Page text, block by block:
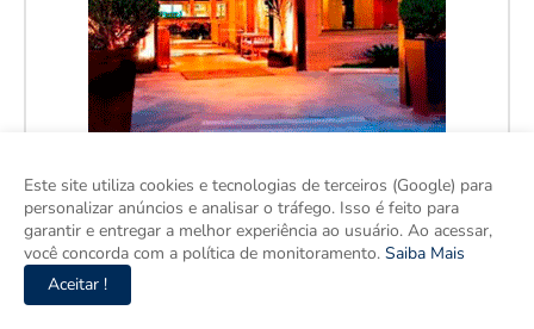
Este site utiliza cookies e tecnologias de terceiros (Google) para
personalizar anúncios e analisar o tráfego. Isso é feito para
garantir e entregar a melhor experiência ao usuário. Ao acessar,
você concorda com a política de monitoramento. Saiba Mais
Aceitar !